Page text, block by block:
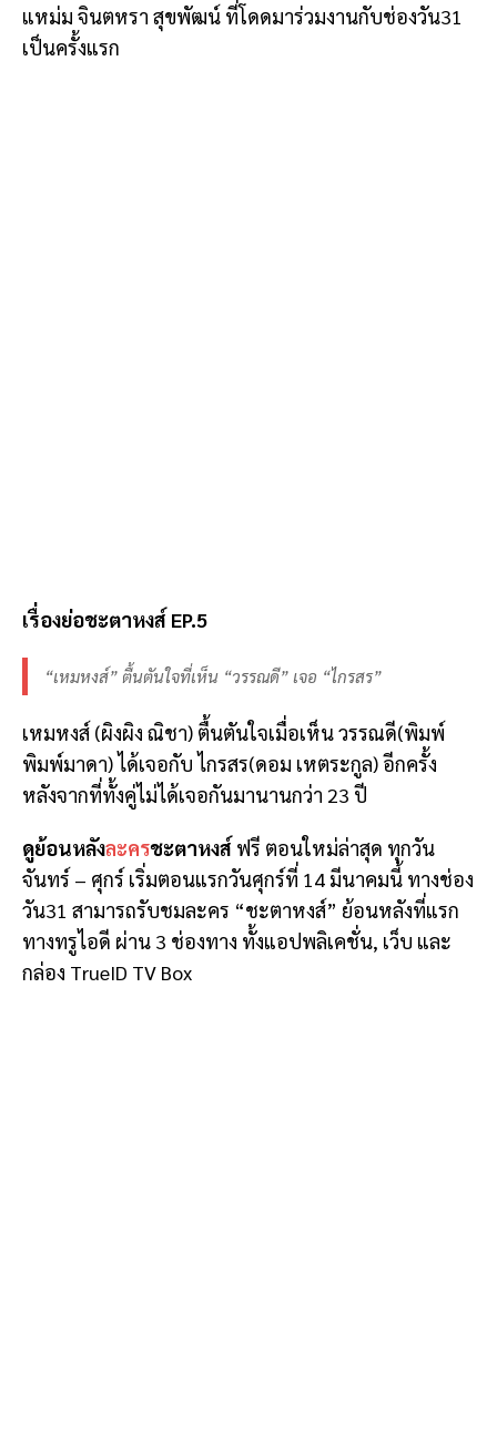
แหม่ม จินตหรา สุขพัฒน์ ที่โดดมาร่วมงานกับช่องวัน31
เป็นครั้งแรก
เรื่องย่อชะตาหงส์ EP.5
“เหมหงส์” ตื้นตันใจที่เห็น “วรรณดี” เจอ “ไกรสร”
เหมหงส์ (ผิงผิง ณิชา) ตื้นตันใจเมื่อเห็น วรรณดี(พิมพ์
พิมพ์มาดา) ได้เจอกับ ไกรสร(ดอม เหตระกูล) อีกครั้ง
หลังจากที่ทั้งคู่ไม่ได้เจอกันมานานกว่า 23 ปี
ดูย้อนหลังละครชะตาหงส์ ฟรี ตอนใหม่ล่าสุด ทุกวัน
จันทร์ – ศุกร์ เริ่มตอนแรกวันศุกร์ที่ 14 มีนาคมนี้ ทางช่อง
วัน31 สามารถรับชมละคร “ชะตาหงส์” ย้อนหลังที่แรก
ทางทรูไอดี ผ่าน 3 ช่องทาง ทั้งแอปพลิเคชั่น, เว็บ และ
กล่อง TrueID TV Box